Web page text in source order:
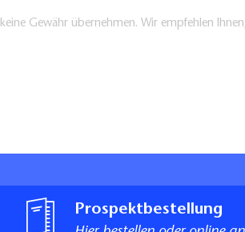
Gewähr übernehmen. Wir empfehlen
Prospektbestellung